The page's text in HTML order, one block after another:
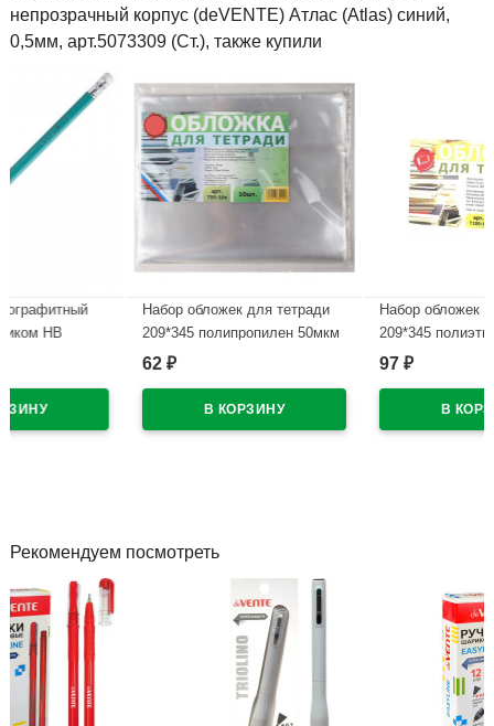
непрозрачный корпус (deVENTE) Атлас (Atlas) синий,
0,5мм, арт.5073309 (Ст.), также купили
Набор обложек для тетради
209*345 полипропилен 50мкм
10 штук в наборе арт.Т50-10п
В наличии
Набор обложек для тетради
209*345 полиэтилен 100мкм
10 штук в наборе арт Т100-10
В наличии
Рекомендуем посмотреть